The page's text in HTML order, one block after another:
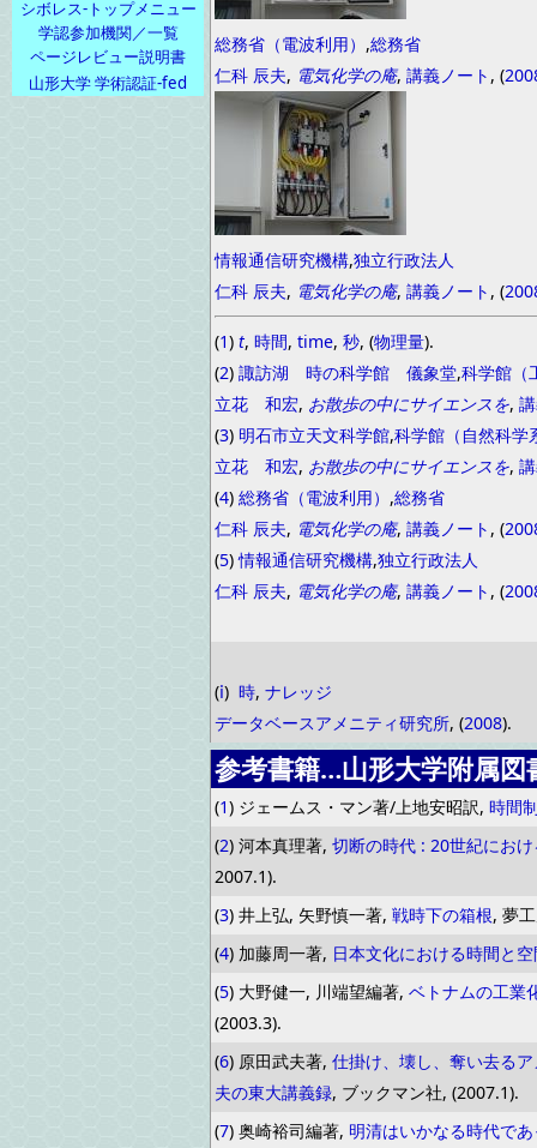
シボレス-トップメニュー
学認参加機関／一覧
ページレビュー説明書
山形大学 学術認証-fed
総務省（電波利用） ,総務省
仁科 辰夫, 電気化学の庵, 講義ノート , (
情報通信研究機構,独立行政法人
仁科 辰夫, 電気化学の庵, 講義ノート , (
(1) t, 時間, time, 秒, (物理量).
(2) 諏訪湖 時の科学館 儀象堂,科学館（
立花 和宏, お散歩の中にサイエンスを,
(3) 明石市立天文科学館,科学館（自然科学
立花 和宏, お散歩の中にサイエンスを,
(4) 総務省（電波利用） ,総務省
仁科 辰夫, 電気化学の庵, 講義ノート , (
(5)情報通信研究機構,独立行政法人
仁科 辰夫, 電気化学の庵, 講義ノート , (
(ⅰ) 時, ナレッジ
データベースアメニティ研究所, (2008).
参考書籍…山形大学附属図
(1) ジェームス・マン著/上地安昭訳, 時間
(2) 河本真理著, 切断の時代 : 20世紀にお
2007.1).
(3) 井上弘, 矢野慎一著, 戦時下の箱根, 夢
(4) 加藤周一著, 日本文化における時間と
(5) 大野健一, 川端望編著, ベトナムの工業
(2003.3).
(6) 原田武夫著, 仕掛け、壊し、奪い去る
夫の東大講義録, ブックマン社, (2007.1).
(7) 奥崎裕司編著, 明清はいかなる時代で